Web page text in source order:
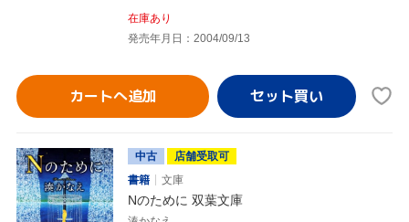
在庫あり
発売年月日：2004/09/13
カートへ追加
中古
店舗受取可
書籍
文庫
Nのために 双葉文庫